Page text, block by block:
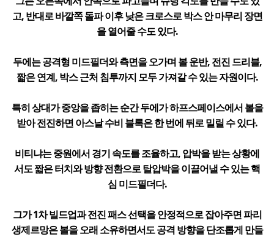
고, 반대로 바깥쪽 돌파 이후 낮은 크로스로 박스 안 마무리 장면
을 열어줄 수도 있다.
두에는 공격형 미드필더와 측면을 오가며 볼 운반, 전진 드리블,
짧은 연계, 박스 근처 침투까지 모두 가져갈 수 있는 자원이다.
특히 상대가 중앙을 좁히는 순간 두에가 하프스페이스에서 볼을
받아 전진하면 아스날 수비 블록은 한 번에 뒤로 밀릴 수 있다.
비티냐는 중원에서 경기 속도를 조율하고, 압박을 받는 상황에
서도 짧은 터치와 방향 전환으로 탈압박을 이끌어낼 수 있는 핵
심 미드필더다.
그가 1차 빌드업과 전진 패스 선택을 안정적으로 잡아주면 파리
생제르망은 볼을 오래 소유하면서도 공격 방향을 단조롭게 만들